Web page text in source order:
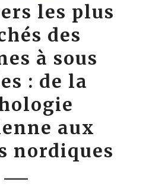
les plus
des
à sous
: de la
aux
nordiques